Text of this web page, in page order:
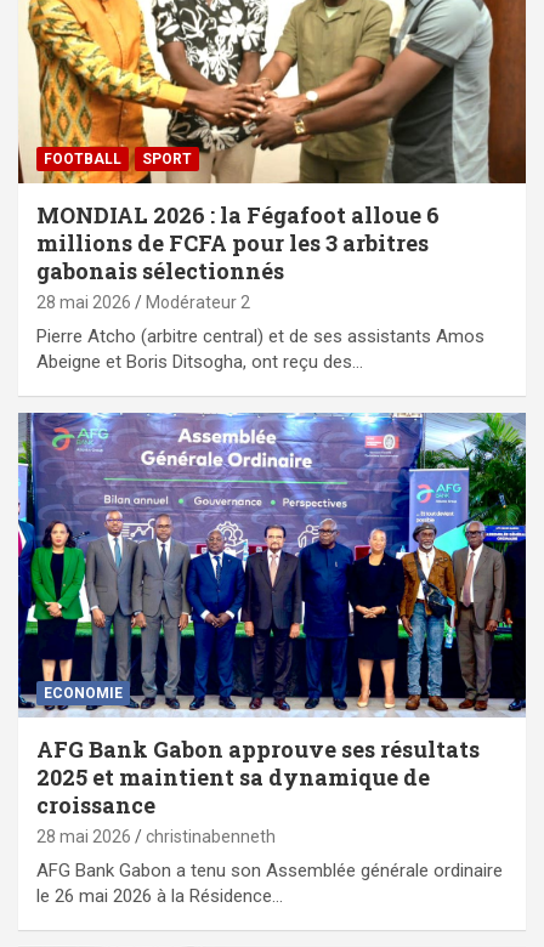
FOOTBALL SPORT
MONDIAL 2026 : la Fégafoot alloue 6
millions de FCFA pour les 3 arbitres
gabonais sélectionnés
28 mai 2026 Modérateur 2
Pierre Atcho (arbitre central) et de ses assistants Amos
Abeigne et Boris Ditsogha, ont reçu des…
ECONOMIE
AFG Bank Gabon approuve ses résultats
2025 et maintient sa dynamique de
croissance
28 mai 2026 christinabenneth
AFG Bank Gabon a tenu son Assemblée générale ordinaire
le 26 mai 2026 à la Résidence…